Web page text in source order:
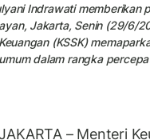
Indrawati memberikan
Jakarta, Senin (29/
(KSSK)
dalam rangka
– Menteri